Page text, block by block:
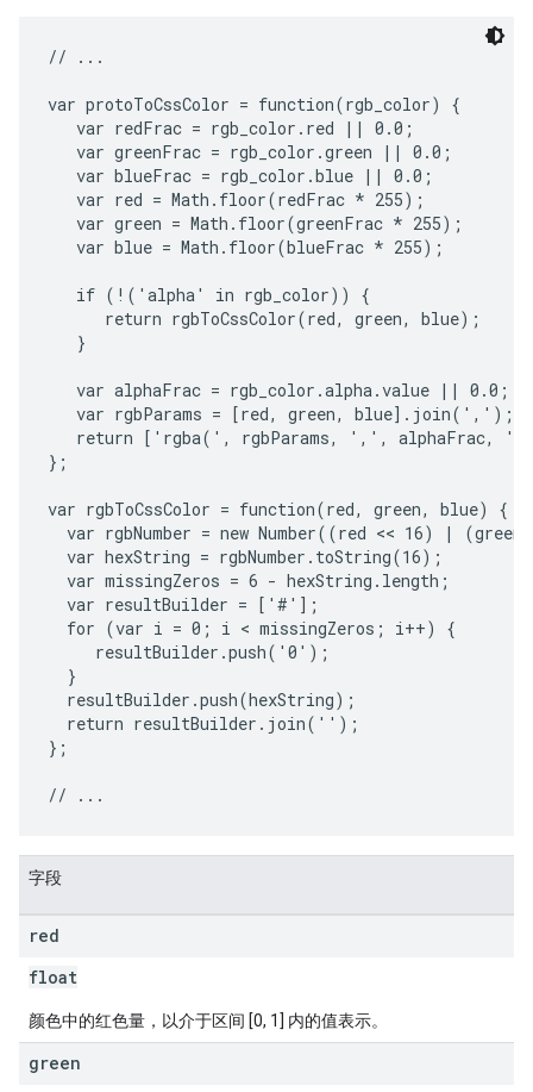
// ...
var protoToCssColor = function(rgb_color) {
   var redFrac = rgb_color.red || 0.0;
   var greenFrac = rgb_color.green || 0.0;
   var blueFrac = rgb_color.blue || 0.0;
   var red = Math.floor(redFrac * 255);
   var green = Math.floor(greenFrac * 255);
   var blue = Math.floor(blueFrac * 255);
   if (!('alpha' in rgb_color)) {
      return rgbToCssColor(red, green, blue);
   }
   var alphaFrac = rgb_color.alpha.value || 0.0;
   var rgbParams = [red, green, blue].join(',');
return ['rgba(', rgbParams, ',', alphaFrac,
};
var rgbToCssColor = function(red, green, blue) {
var rgbNumber = new Number((red << 16) | (green
  var hexString = rgbNumber.toString(16);
  var missingZeros = 6 - hexString.length;
  var resultBuilder = ['#'];
  for (var i = 0; i < missingZeros; i++) {
     resultBuilder.push('0');
  }
  resultBuilder.push(hexString);
  return resultBuilder.join('');
};
字段
red
float
颜色中的红色量，以介于区间 [0, 1] 内的值表示。
green